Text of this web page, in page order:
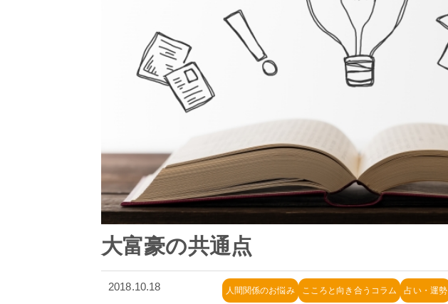
大富豪の共通点
2018.10.18 人間関係のお悩み こころと向き合うコラム 占い・運勢